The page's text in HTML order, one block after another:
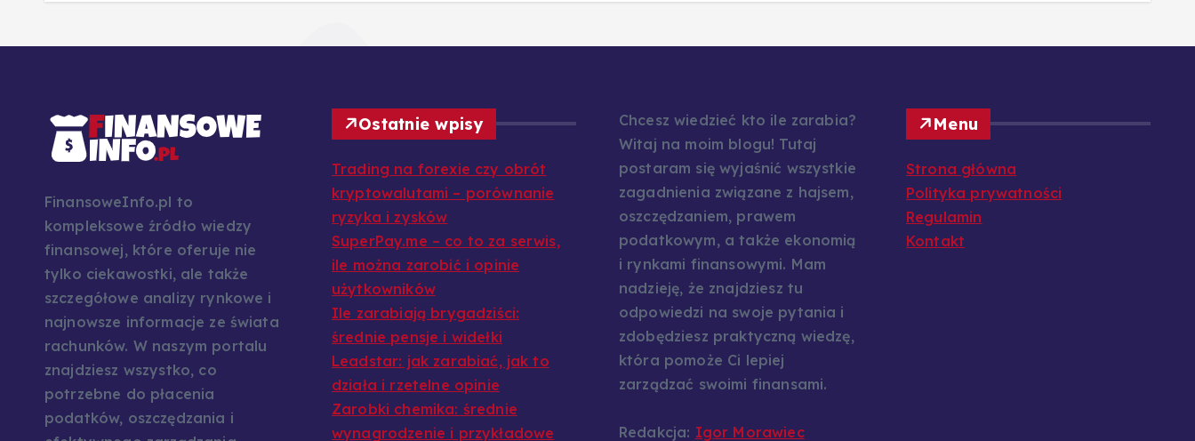
FinansoweInfo.pl to
kompleksowe źródło wiedzy
finansowej, które oferuje nie
tylko ciekawostki, ale także
szczegółowe analizy rynkowe i
najnowsze informacje ze świata
rachunków. W naszym portalu
znajdziesz wszystko, co
potrzebne do płacenia
podatków, oszczędzania i
Ostatnie wpisy
Trading na forexie czy obrót
kryptowalutami – porównanie
ryzyka i zysków
SuperPay.me – co to za serwis,
ile można zarobić i opinie
użytkowników
Ile zarabiają brygadziści:
średnie pensje i widełki
Leadstar: jak zarabiać, jak to
działa i rzetelne opinie
Zarobki chemika: średnie
wynagrodzenie i przykładowe
Chcesz wiedzieć kto ile zarabia?
Witaj na moim blogu! Tutaj
postaram się wyjaśnić wszystkie
zagadnienia związane z hajsem,
oszczędzaniem, prawem
podatkowym, a także ekonomią
i rynkami finansowymi. Mam
nadzieję, że znajdziesz tu
odpowiedzi na swoje pytania i
zdobędziesz praktyczną wiedzę,
która pomoże Ci lepiej
zarządzać swoimi finansami.
Redakcja: Igor Morawiec
Menu
Strona główna
Polityka prywatności
Regulamin
Kontakt